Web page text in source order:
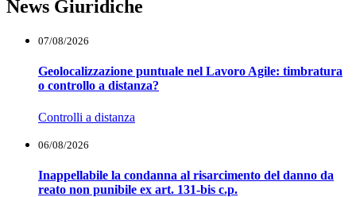
News Giuridiche
07/08/2026
Geolocalizzazione puntuale nel Lavoro Agile: timbratura
o controllo a distanza?
Controlli a distanza
06/08/2026
Inappellabile la condanna al risarcimento del danno da
reato non punibile ex art. 131-bis c.p.